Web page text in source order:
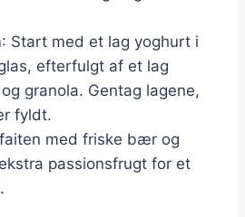
: Start med et lag yoghurt i
efterfulgt af et lag
granola. Gentag lagene,
fyldt.
med friske bær og
passionsfrugt for et